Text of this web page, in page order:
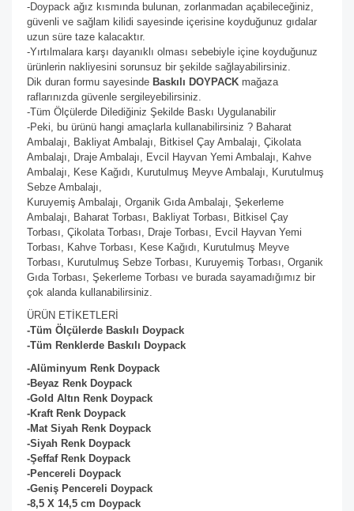
-Doypack ağız kısmında bulunan, zorlanmadan açabileceğiniz,
güvenli ve sağlam kilidi sayesinde içerisine koyduğunuz gıdalar
uzun süre taze kalacaktır.
-Yırtılmalara karşı dayanıklı olması sebebiyle içine koyduğunuz
ürünlerin nakliyesini sorunsuz bir şekilde sağlayabilirsiniz.
Dik duran formu sayesinde Baskılı DOYPACK mağaza
raflarınızda güvenle sergileyebilirsiniz.
-Tüm Ölçülerde Dilediğiniz Şekilde Baskı Uygulanabilir
-Peki, bu ürünü hangi amaçlarla kullanabilirsiniz ? Baharat
Ambalajı, Bakliyat Ambalajı, Bitkisel Çay Ambalajı, Çikolata
Ambalajı, Draje Ambalajı, Evcil Hayvan Yemi Ambalajı, Kahve
Ambalajı, Kese Kağıdı, Kurutulmuş Meyve Ambalajı, Kurutulmuş
Sebze Ambalajı,
Kuruyemiş Ambalajı, Organik Gıda Ambalajı, Şekerleme
Ambalajı, Baharat Torbası, Bakliyat Torbası, Bitkisel Çay
Torbası, Çikolata Torbası, Draje Torbası, Evcil Hayvan Yemi
Torbası, Kahve Torbası, Kese Kağıdı, Kurutulmuş Meyve
Torbası, Kurutulmuş Sebze Torbası, Kuruyemiş Torbası, Organik
Gıda Torbası, Şekerleme Torbası ve burada sayamadığımız bir
çok alanda kullanabilirsiniz.
ÜRÜN ETİKETLERİ
-Tüm Ölçülerde Baskılı Doypack
-Tüm Renklerde Baskılı Doypack
-Alüminyum Renk Doypack
-Beyaz Renk Doypack
-Gold Altın Renk Doypack
-Kraft Renk Doypack
-Mat Siyah Renk Doypack
-Siyah Renk Doypack
-Şeffaf Renk Doypack
-Pencereli Doypack
-Geniş Pencereli Doypack
-8,5 X 14,5 cm Doypack